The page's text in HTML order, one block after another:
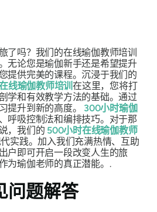
了吗？我们的在线瑜伽教师培训
无论您是瑜伽新手还是希望提升
提供完美的课程。沉浸于我们的
线瑜伽教师培训在这里，您将打
学和有效教学方法的基础。通过
提升到新的高度。 300小时瑜伽
呼吸控制法和编排技巧。对于那
，我们的 500小时在线瑜伽教师
实践。加入我们充满热情、互助
户即可开启一段改变人生的旅
为瑜伽老师的真正潜能。.
问题解答